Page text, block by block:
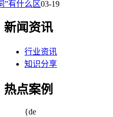
”有什么区03-19
新闻资讯
行业资讯
知识分享
热点案例
{de